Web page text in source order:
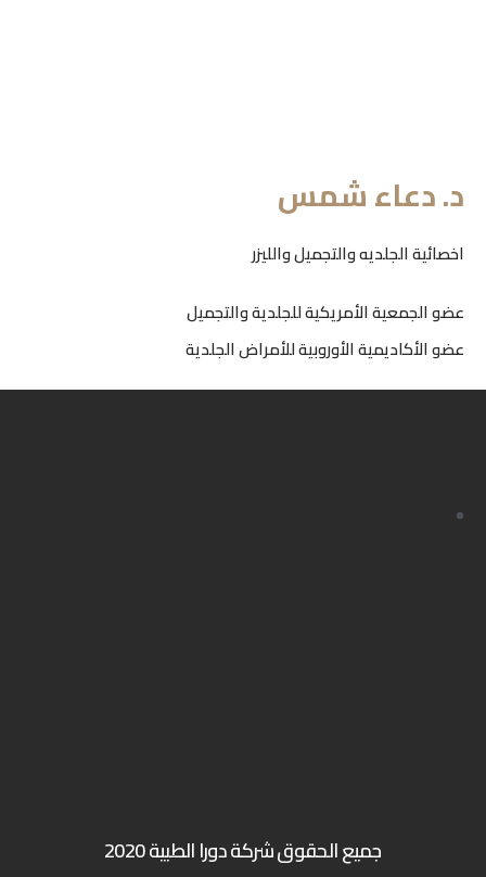
د. دعاء شمس
اخصائية الجلديه والتجميل والليزر
عضو الجمعية الأمريكية للجلدية والتجميل
عضو الأكاديمية الأوروبية للأمراض الجلدية
جميع الحقوق شركة دورا الطبية 2020